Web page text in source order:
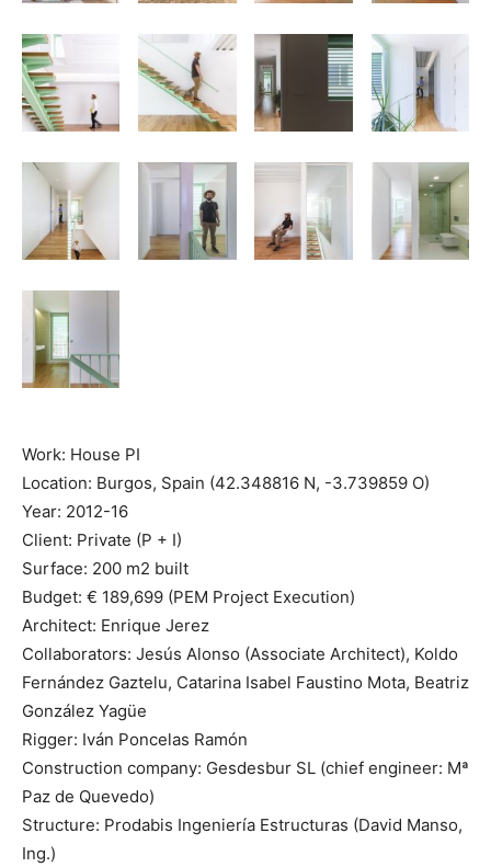
Work: House PI
Location: Burgos, Spain (42.348816 N, -3.739859 O)
Year: 2012-16
Client: Private (P + I)
Surface: 200 m2 built
Budget: € 189,699 (PEM Project Execution)
Architect: Enrique Jerez
Collaborators: Jesús Alonso (Associate Architect), Koldo
Fernández Gaztelu, Catarina Isabel Faustino Mota, Beatriz
González Yagüe
Rigger: Iván Poncelas Ramón
Construction company: Gesdesbur SL (chief engineer: Mª
Paz de Quevedo)
Structure: Prodabis Ingeniería Estructuras (David Manso,
Ing.)